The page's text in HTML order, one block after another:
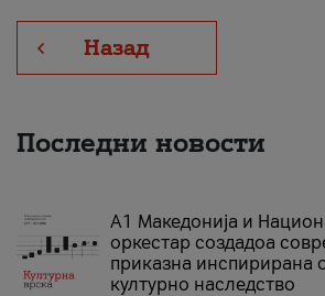
Назад
Последни новости
А1 Македонија и
оркестар создадоа
приказна инспирирана
културно наследство